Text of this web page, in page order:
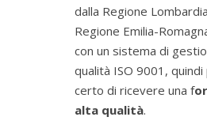
dalla Regione
Regione Emilia-
con un sistema di
qualità ISO 9001,
certo di ricevere una f
alta qualità.